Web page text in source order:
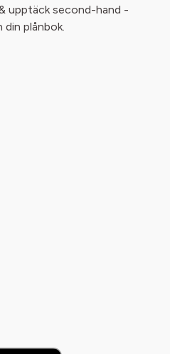
upptäck second-hand -
plånbok.